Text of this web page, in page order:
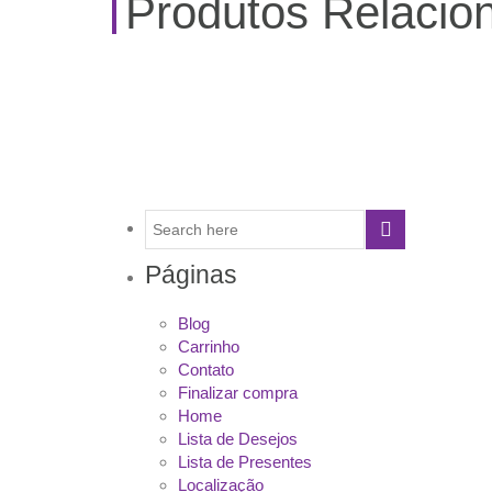
Produtos
Páginas
Blog
Carrinho
Contato
Finalizar compra
Home
Lista de Desejos
Lista de Presentes
Localização